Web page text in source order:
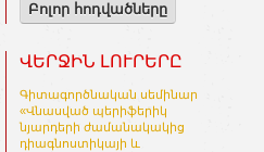
Բոլոր հոդվածները
ՎԵՐՋԻՆ ԼՈՒՐԵՐԸ
Գիտագործնական սեմինար
«Վնասված պերիֆերիկ
նյարդերի ժամանակակից
դիագնոստիկայի և